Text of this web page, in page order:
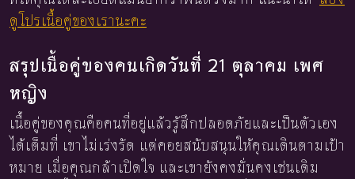
ดูโปรเนื้อคู่ของเรานะคะ
สรุปเนื้อคู่ของคนเกิดวันที่ 21 ตุลาคม เพศ
หญิง
เนื้อคู่ของคุณคือคนที่อยู่แล้วรู้สึกปลอดภัยและเป็นตัวเอง
ได้เต็มที่ เขาไม่เร่งรัด แต่คอยสนับสนุนให้คุณเดินตามเป้า
หมาย เมื่อคุณกล้าเปิดใจ และเขายังคงมั่นคงเช่นเดิม